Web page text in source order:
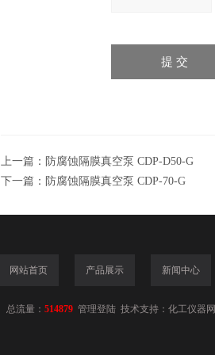
上一篇： 防腐蚀隔膜真空泵 CDP-D50-G
下一篇： 防腐蚀隔膜真空泵 CDP-70-G
网站首页 产品展示 新闻中心
总流量： 514879 管理登陆 技术支持： 化工仪器网